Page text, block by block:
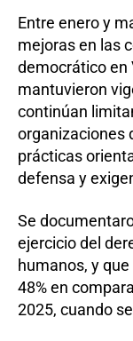
Entre enero y
mejoras en las
democrático en
mantuvieron
continúan
organizaciones
prácticas
defensa y
Se
ejercicio del
humanos, y
48% en
2025, cuando